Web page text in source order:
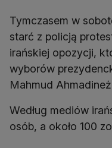
Tymczasem w
starć z policją
irańskiej opozycji,
wyborów
Mahmud
Według mediów
osób, a około 100